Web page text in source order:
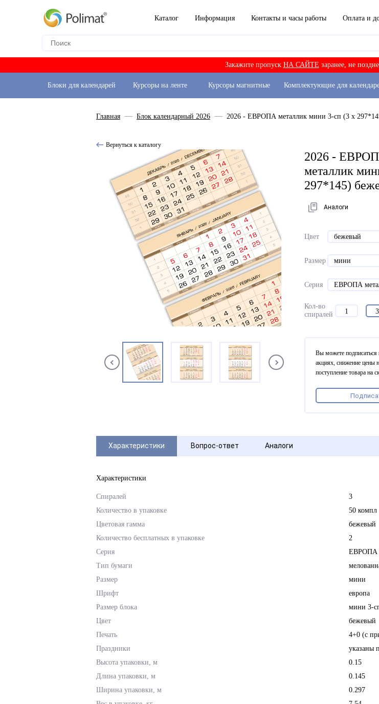
Каталог Информация Контакты и часы работы Оплата и
Закажите пропуск НА САЙТЕ заранее, не
Блоки для календарей Курсоры на ленте Курсоры магнитные Комплектующие для
Главная Блок календарный 2026 2026 - ЕВРОПА металлик мини 3-сп (3 х
Вернуться к каталогу
2026 -
металлик
297*145)
Аналоги
Цвет бежевый
Размер мини
Серия ЕВРОПА
Кол-во
спиралей
1 3
Вы можете
акциях, снижение цены
поступление товара на
Характеристики Вопрос-ответ Аналоги
Характеристики
Спиралей
3
Количество в упаковке
50 компл
Цветовая гамма
бежевый
Количество бесплатных в упаковке
2
Серия
ЕВРОПА
Тип бумаги
Размер
мини
Шрифт
европа
Размер блока
мини 3-
Цвет
бежевый
Печать
4+0 (с
Праздники
указаны
Высота упаковки, м
0.15
Длина упаковки, м
0.145
Ширина упаковки, м
0.297